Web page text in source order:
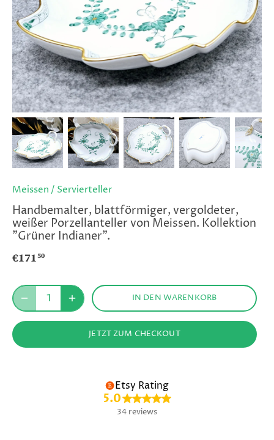
Meissen / Servierteller
Handbemalter, blattförmiger, vergoldeter,
weißer Porzellanteller von Meissen. Kollektion
"Grüner Indianer".
€17150
IN DEN WARENKORB
JETZT ZUM CHECKOUT
Etsy Rating
5.0
34 reviews